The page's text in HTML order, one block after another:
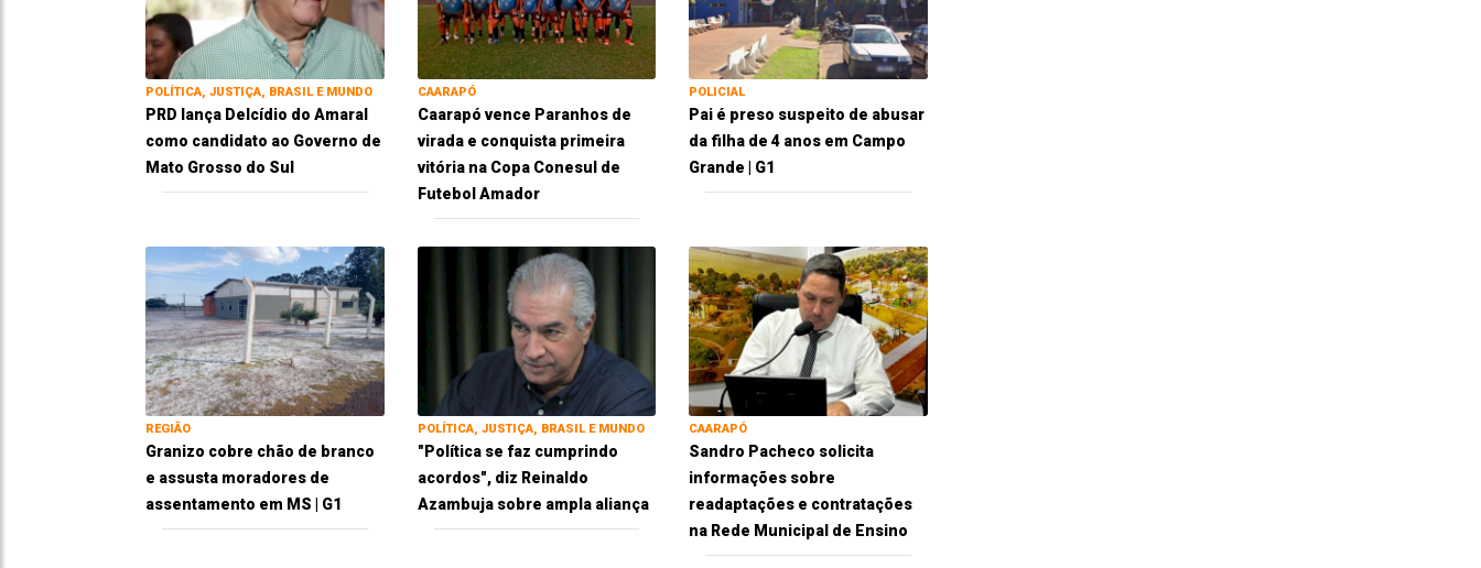
POLÍTICA, JUSTIÇA, BRASIL E MUNDO
PRD lança Delcídio do Amaral
como candidato ao Governo de
Mato Grosso do Sul
CAARAPÓ
Caarapó vence Paranhos de
virada e conquista primeira
vitória na Copa Conesul de
Futebol Amador
POLICIAL
Pai é preso suspeito de abusar
da filha de 4 anos em Campo
Grande | G1
REGIÃO
Granizo cobre chão de branco
e assusta moradores de
assentamento em MS | G1
POLÍTICA, JUSTIÇA, BRASIL E MUNDO
"Política se faz cumprindo
acordos", diz Reinaldo
Azambuja sobre ampla aliança
CAARAPÓ
Sandro Pacheco solicita
informações sobre
readaptações e contratações
na Rede Municipal de Ensino